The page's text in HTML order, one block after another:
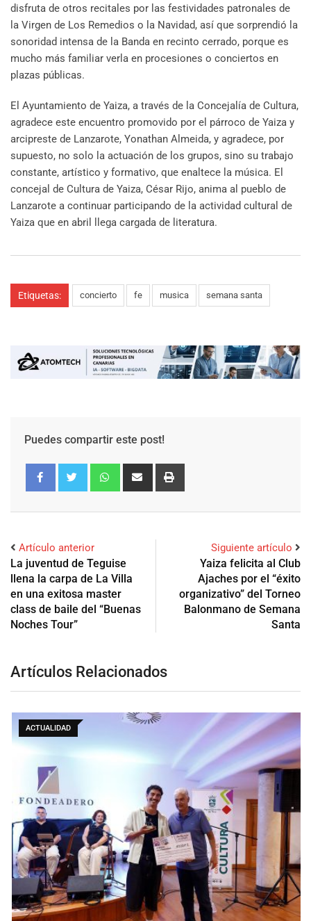
disfruta de otros recitales por las festividades patronales de
la Virgen de Los Remedios o la Navidad, así que sorprendió la
sonoridad intensa de la Banda en recinto cerrado, porque es
mucho más familiar verla en procesiones o conciertos en
plazas públicas.
El Ayuntamiento de Yaiza, a través de la Concejalía de Cultura,
agradece este encuentro promovido por el párroco de Yaiza y
arcipreste de Lanzarote, Yonathan Almeida, y agradece, por
supuesto, no solo la actuación de los grupos, sino su trabajo
constante, artístico y formativo, que enaltece la música. El
concejal de Cultura de Yaiza, César Rijo, anima al pueblo de
Lanzarote a continuar participando de la actividad cultural de
Yaiza que en abril llega cargada de literatura.
Etiquetas: concierto fe musica semana santa
Puedes compartir este post!
Artículo anterior
La juventud de Teguise
llena la carpa de La Villa
en una exitosa master
class de baile del “Buenas
Noches Tour”
Siguiente artículo
Yaiza felicita al Club
Ajaches por el “éxito
organizativo” del Torneo
Balonmano de Semana
Santa
Artículos Relacionados
ACTUALIDAD